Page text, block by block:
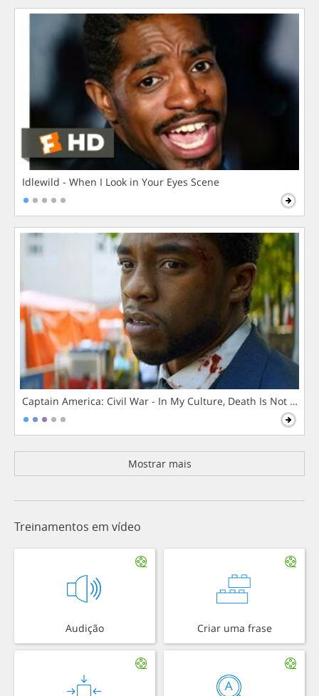
Idlewild - When I Look in Your Eyes Scene
Captain America: Civil War - In My Culture, Death Is Not The
Mostrar mais
Treinamentos em vídeo
Audição Criar uma frase